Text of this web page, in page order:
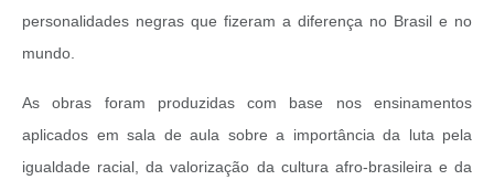
personalidades negras que fizeram a diferença no Brasil e no
mundo.
As obras foram produzidas com base nos ensinamentos
aplicados em sala de aula sobre a importância da luta pela
igualdade racial, da valorização da cultura afro-brasileira e da